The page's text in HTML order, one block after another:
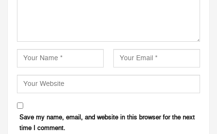
Save my name, email, and website in this browser for the next
time I comment.